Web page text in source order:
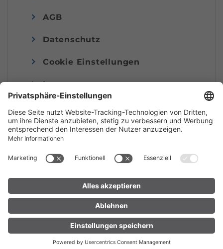
UNTERKUNFT
FINDEN
LIVE
AGB
Datenschutz
Cookie Einstellungen
Impressum